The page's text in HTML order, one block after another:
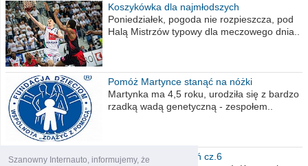
Szanowny Internauto, informujemy, że
Koszykówka dla najmłodszych
Poniedziałek, pogoda nie rozpieszcza, pod
Halą Mistrzów typowy dla meczowego dnia..
Pomóż Martynce stanąć na nóżki
Martynka ma 4,5 roku, urodziła się z bardzo
rzadką wadą genetyczną - zespołem..
Polska moich marzeń cz.6